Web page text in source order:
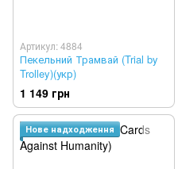
Артикул: 4884
Пекельний Трамвай (Trial by
Trolley)(укр)
1 149 грн
Нове надходження